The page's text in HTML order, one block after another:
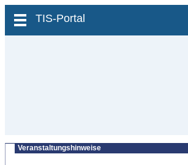
zum Inhalt wechseln
TIS-Portal
Veranstaltungshinweise